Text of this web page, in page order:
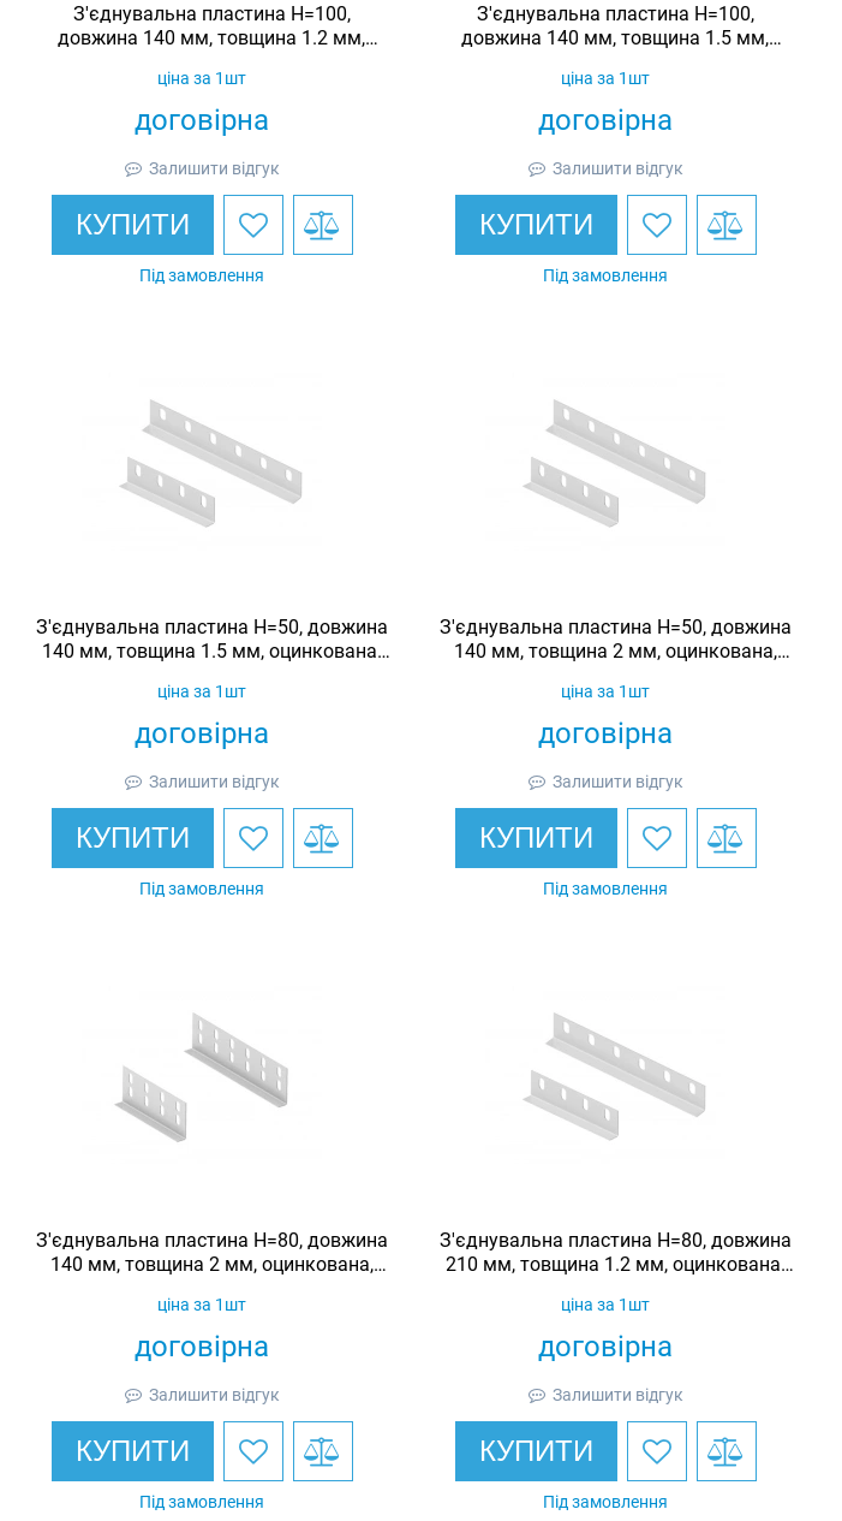
З'єднувальна пластина H=100,
довжина 140 мм, товщина 1.2 мм,
договірна
ціна за 1шт
Залишити відгук
КУПИТИ
Під замовлення
З'єднувальна пластина H=100,
довжина 140 мм, товщина 1.5 мм,
договірна
ціна за 1шт
Залишити відгук
КУПИТИ
Під замовлення
З'єднувальна пластина H=50, довжина
140 мм, товщина 1.5 мм, оцинкована,
договірна
ціна за 1шт
Залишити відгук
КУПИТИ
Під замовлення
З'єднувальна пластина H=50, довжина
140 мм, товщина 2 мм, оцинкована,
договірна
ціна за 1шт
Залишити відгук
КУПИТИ
Під замовлення
З'єднувальна пластина H=80, довжина
140 мм, товщина 2 мм, оцинкована,
договірна
ціна за 1шт
Залишити відгук
КУПИТИ
Під замовлення
З'єднувальна пластина H=80, довжина
210 мм, товщина 1.2 мм, оцинкована,
договірна
ціна за 1шт
Залишити відгук
КУПИТИ
Під замовлення